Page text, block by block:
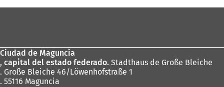
pies
Ciudad de Maguncia
, capital del estado federado. Stadthaus de Große Bleiche
. Große Bleiche 46/Löwenhofstraße 1
. 55116 Maguncia